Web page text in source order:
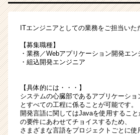
ITエンジニアとしての業務をご担当いた
【募集職種】
・業務／Webアプリケーション開発エン
・組込開発エンジニア
【具体的には・・・】
システムの心臓部であるアプリケーシ
とすべての工程に係ることが可能です。
開発言語に関してはJavaを使用するこ
の要件にあわせてチョイスするため、
さまざまな言語をプロジェクトごとに使